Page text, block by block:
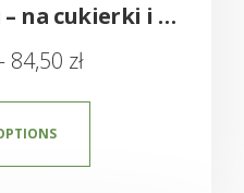
Domek Baby Jagi – na cukierki i ciasteczka
84,50 zł